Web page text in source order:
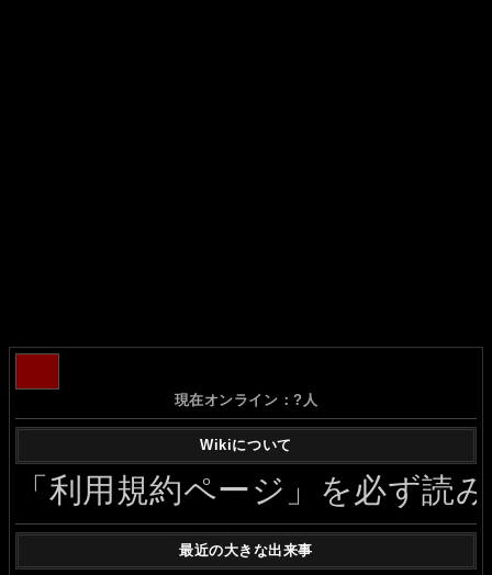
現在オンライン：? 人
Wikiについて
「利用規約ページ」を必ず読
最近の大きな出来事